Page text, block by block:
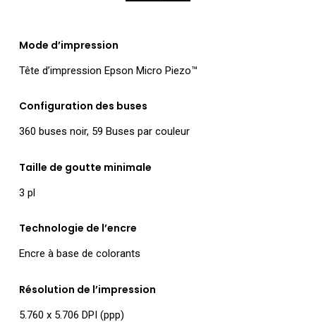
Mode d’impression
Tête d’impression Epson Micro Piezo™
Configuration des buses
360 buses noir, 59 Buses par couleur
Taille de goutte minimale
3 pl
Technologie de l’encre
Encre à base de colorants
Résolution de l’impression
5.760 x 5.706 DPI (ppp)